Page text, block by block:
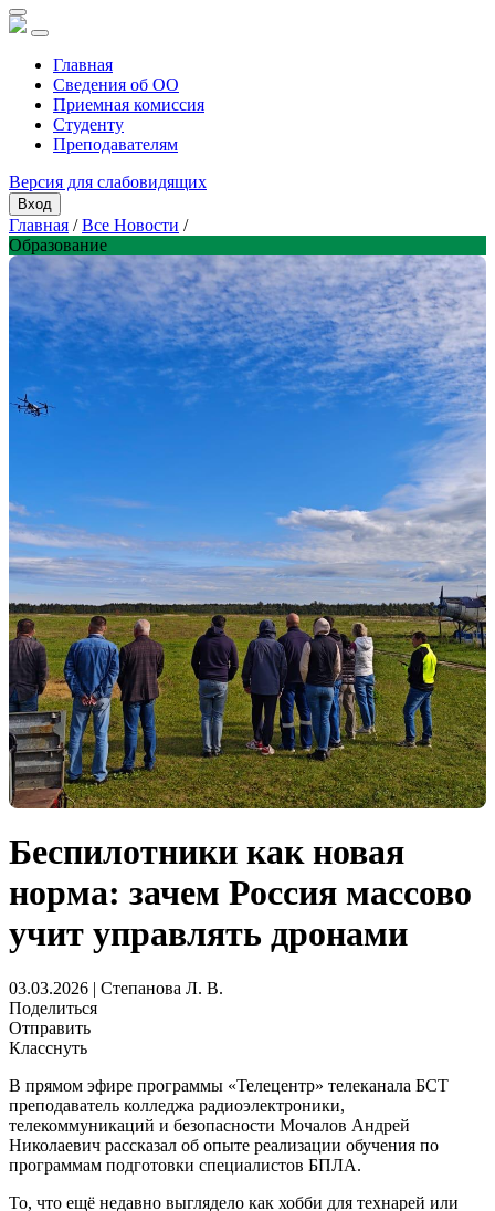
Главная
Сведения об ОО
Приемная комиссия
Студенту
Преподавателям
Версия для слабовидящих
Вход
Главная /Все Новости /
Образование
Беспилотники как новая
норма: зачем Россия массово
учит управлять дронами
03.03.2026 | Степанова Л. В.
Поделиться
Отправить
Класснуть
В прямом эфире программы «Телецентр» телеканала БСТ
преподаватель колледжа радиоэлектроники,
телекоммуникаций и безопасности Мочалов Андрей
Николаевич рассказал об опыте реализации обучения по
программам подготовки специалистов БПЛА.
То, что ещё недавно выглядело как хобби для технарей или